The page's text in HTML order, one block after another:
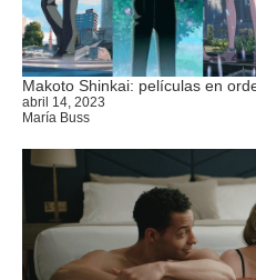
Makoto Shinkai: películas en
abril 14, 2023
María Buss